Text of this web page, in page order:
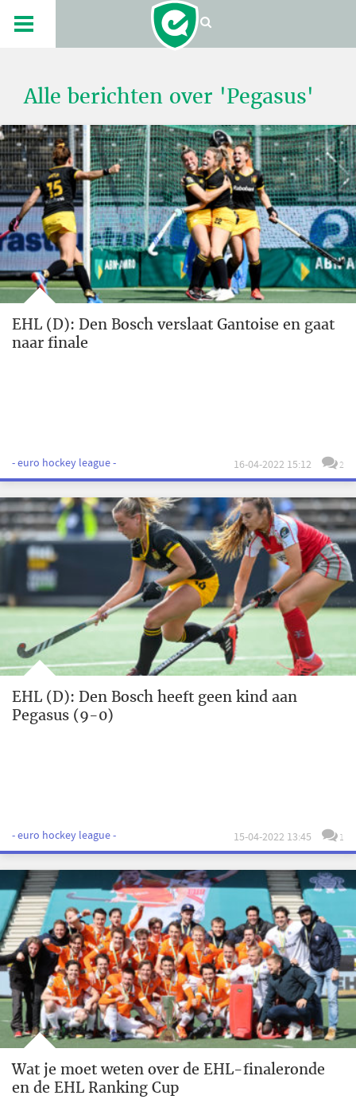
Alle berichten over 'Pegasus'
EHL (D): Den Bosch verslaat Gantoise en gaat
naar finale
- euro hockey league - 16-04-2022 15:12 2
EHL (D): Den Bosch heeft geen kind aan
Pegasus (9-0)
- euro hockey league - 15-04-2022 13:45 1
Wat je moet weten over de EHL-finaleronde
en de EHL Ranking Cup